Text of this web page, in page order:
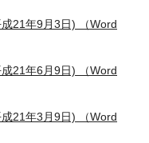
21年9月3日) （Word
21年6月9日) （Word
21年3月9日) （Word